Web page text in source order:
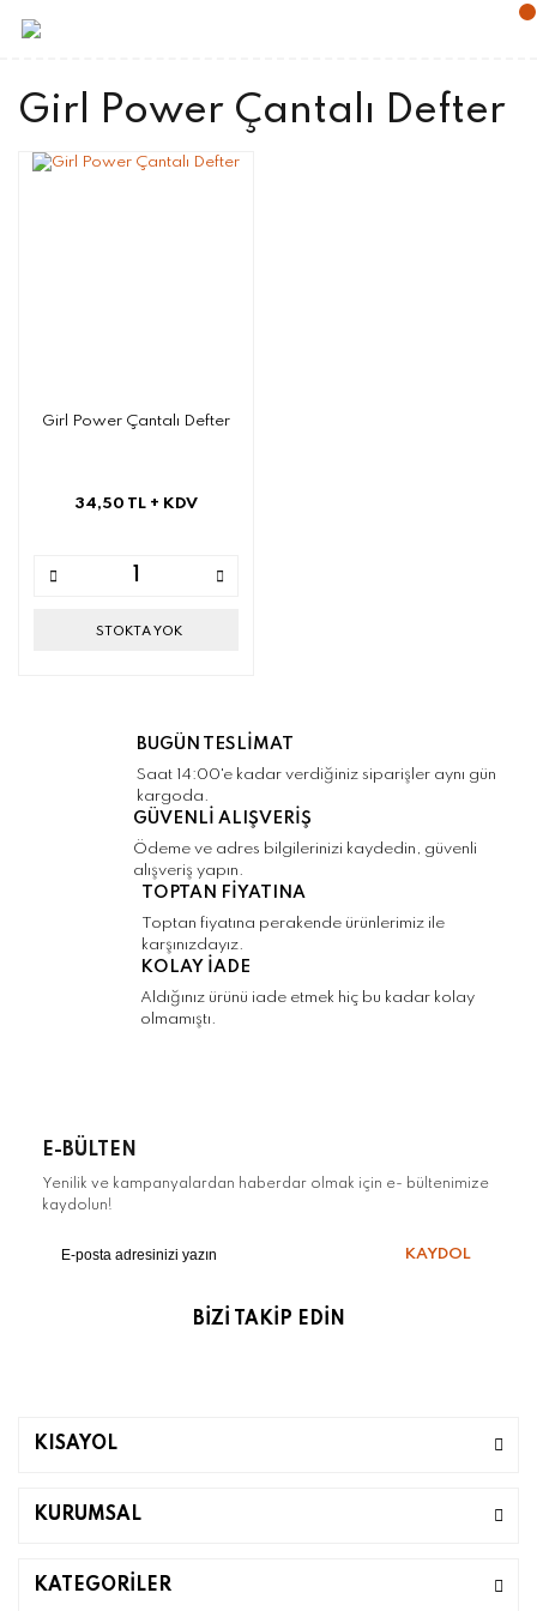
Girl Power Çantalı Defter
Girl Power Çantalı Defter
34,50 TL + KDV
STOKTA YOK
BUGÜN TESLİMAT
Saat 14:00'e kadar verdiğiniz siparişler aynı gün
kargoda.
GÜVENLİ ALIŞVERİŞ
Ödeme ve adres bilgilerinizi kaydedin, güvenli
alışveriş yapın.
TOPTAN FİYATINA
Toptan fiyatına perakende ürünlerimiz ile
karşınızdayız.
KOLAY İADE
Aldığınız ürünü iade etmek hiç bu kadar kolay
olmamıştı.
E-BÜLTEN
Yenilik ve kampanyalardan haberdar olmak için e- bültenimize
kaydolun!
KAYDOL
BİZİ TAKİP EDİN
KISAYOL
KURUMSAL
KATEGORİLER